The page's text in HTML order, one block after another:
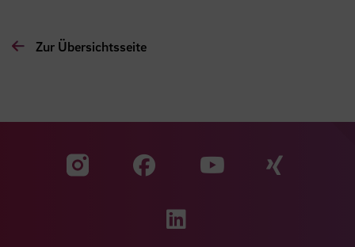
Zur Übersichtsseite
Zu unserer Facebook
Zu
Zu unserer